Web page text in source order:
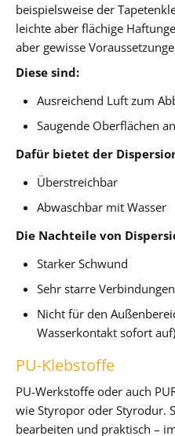
beispielsweise der
leichte aber flächige
aber gewisse
Diese sind:
Ausreichend Luft zum
Saugende Oberflächen
Dafür bietet der
Überstreichbar
Abwaschbar mit Wasser
Die Nachteile von
Starker Schwund
Sehr starre Verbindungen
Nicht für den
Wasserkontakt sofort auf)
PU-Klebstoffe
PU-Werkstoffe oder auch
wie Styropor oder Styrodur.
bearbeiten und praktisch –